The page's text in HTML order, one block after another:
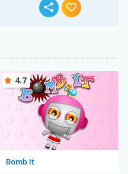
Bomb It
4.7